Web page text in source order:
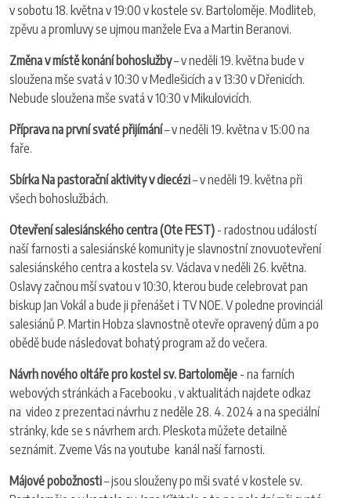
v sobotu 18. května v 19:00 v kostele sv. Bartoloměje. Modliteb,
zpěvu a promluvy se ujmou manžele Eva a Martin Beranovi.
Změna v místě konání bohoslužby– v neděli 19. května bude v
sloužena mše svatá v 10:30 v Medlešicích a v 13:30 v Dřenicích.
Nebude sloužena mše svatá v 10:30 v Mikulovicích.
Příprava na první svaté přijímání– v neděli 19. května v 15:00 na
faře.
Sbírka Na pastorační aktivity v diecézi– v neděli 19. května při
všech bohoslužbách.
Otevření salesiánského centra (Ote FEST) - radostnou událostí
naší farnosti a salesiánské komunity je slavnostní znovuotevření
salesiánského centra a kostela sv. Václava v neděli 26. května.
Oslavy začnou mší svatou v 10:30, kterou bude celebrovat pan
biskup Jan Vokál a bude ji přenášet i TV NOE. V poledne provinciál
salesiánů P. Martin Hobza slavnostně otevře opravený dům a po
obědě bude následovat bohatý program až do večera.
Návrh nového oltáře pro kostel sv. Bartoloměje - na farních
webových stránkách a Facebooku , v aktualitách najdete odkaz
na video z prezentaci návrhu z neděle 28. 4. 2024 a na speciální
stránky, kde se s návrhem arch. Pleskota můžete detailně
seznámit. Zveme Vás na youtube kanál naší farnosti.
Májové pobožnosti– jsou slouženy po mši svaté v kostele sv.